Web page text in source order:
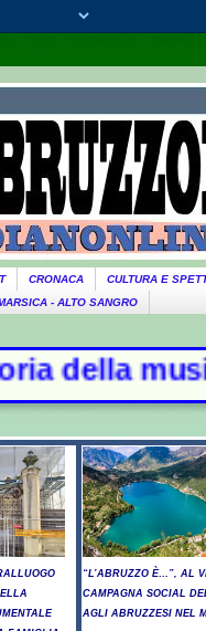
CRONACA
CULTURA E
- ALTO SANGRO
-
“L’ABRUZZO È…”, AL
CAMPAGNA SOCIAL
AGLI ABRUZZESI NEL